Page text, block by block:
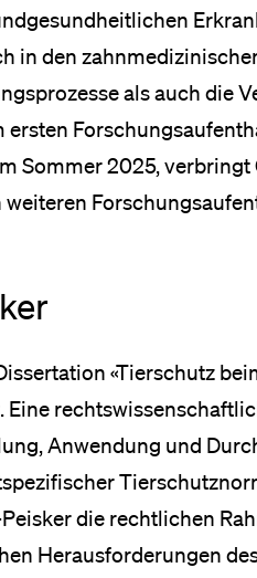
in den
als auch die
Sommer 2025,
«Tierschutz
Eine
Anwendung und
die rechtlichen
Herausforderungen